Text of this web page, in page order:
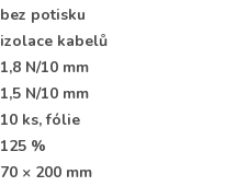
bez potisku
izolace kabelů
1,8 N/10 mm
1,5 N/10 mm
10 ks, fólie
125 %
70 × 200 mm